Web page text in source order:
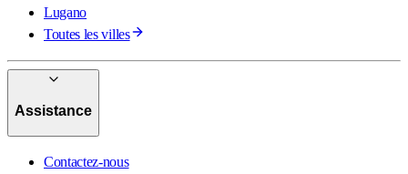
Lugano
Toutes les villes
Assistance
Contactez-nous